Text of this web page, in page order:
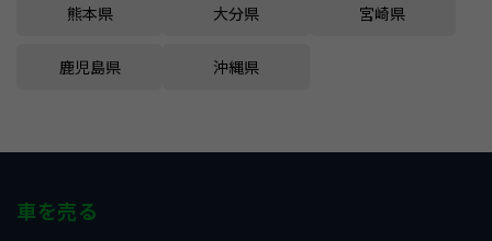
熊本県 大分県 宮崎県
鹿児島県 沖縄県
車を売る